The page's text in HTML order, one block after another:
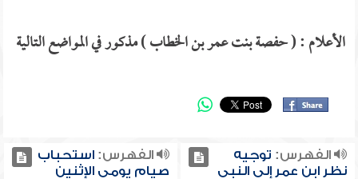
الأعلام : ( حفصة بنت عمر بن الخطاب ) مذكور في المواضع التالية
الفهرس: توجيه
نظر ابن عمر إلى النبي
الفهرس:استحباب
صيام يومي الإثنين